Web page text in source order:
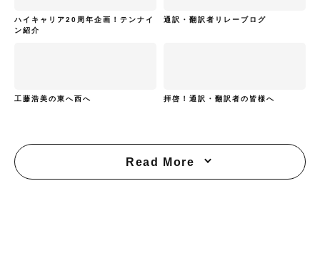
ハイキャリア20周年企画！テンナイ
ン紹介
通訳・翻訳者リレーブログ
工藤浩美の東へ西へ 拝啓！通訳・翻訳者の皆様へ
Read More